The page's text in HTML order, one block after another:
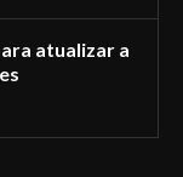
atualizar a